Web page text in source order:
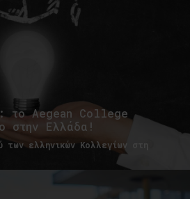
το Aegean College
στην Ελλάδα!
των ελληνικών Κολλεγίων στη